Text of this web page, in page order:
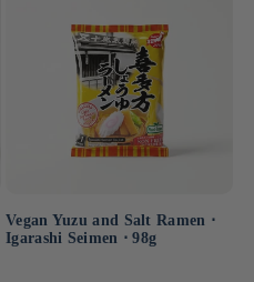
Vegan Yuzu and Salt Ramen ⋅
Igarashi Seimen ⋅ 98g